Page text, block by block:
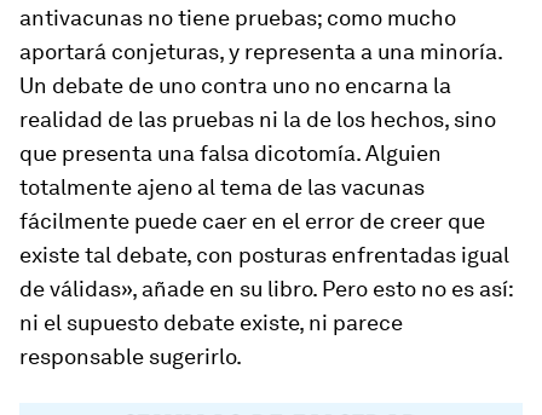
antivacunas no tiene pruebas; como mucho
aportará conjeturas, y representa a una minoría.
Un debate de uno contra uno no encarna la
realidad de las pruebas ni la de los hechos, sino
que presenta una falsa dicotomía. Alguien
totalmente ajeno al tema de las vacunas
fácilmente puede caer en el error de creer que
existe tal debate, con posturas enfrentadas igual
de válidas», añade en su libro. Pero esto no es así:
ni el supuesto debate existe, ni parece
responsable sugerirlo.